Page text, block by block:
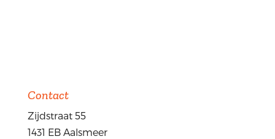
Contact
Zijdstraat 55
1431 EB Aalsmeer